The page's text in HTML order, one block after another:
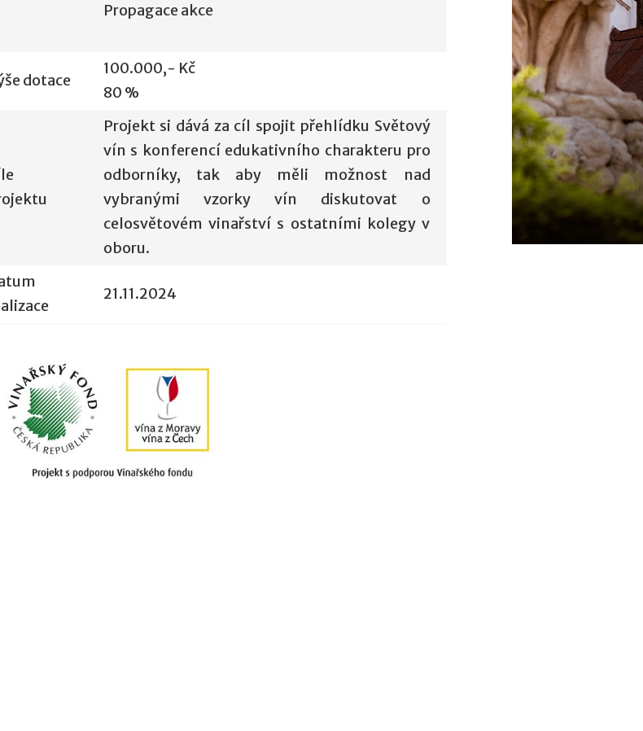
Propagace akce
dotace
100.000,- Kč
80 %
Projekt si dává za cíl spojit přehlídku Světový
vín s konferencí edukativního charakteru pro
odborníky, tak aby měli možnost nad
vybranými vzorky vín diskutovat o
celosvětovém vinařství s ostatními kolegy v
oboru.
21.11.2024